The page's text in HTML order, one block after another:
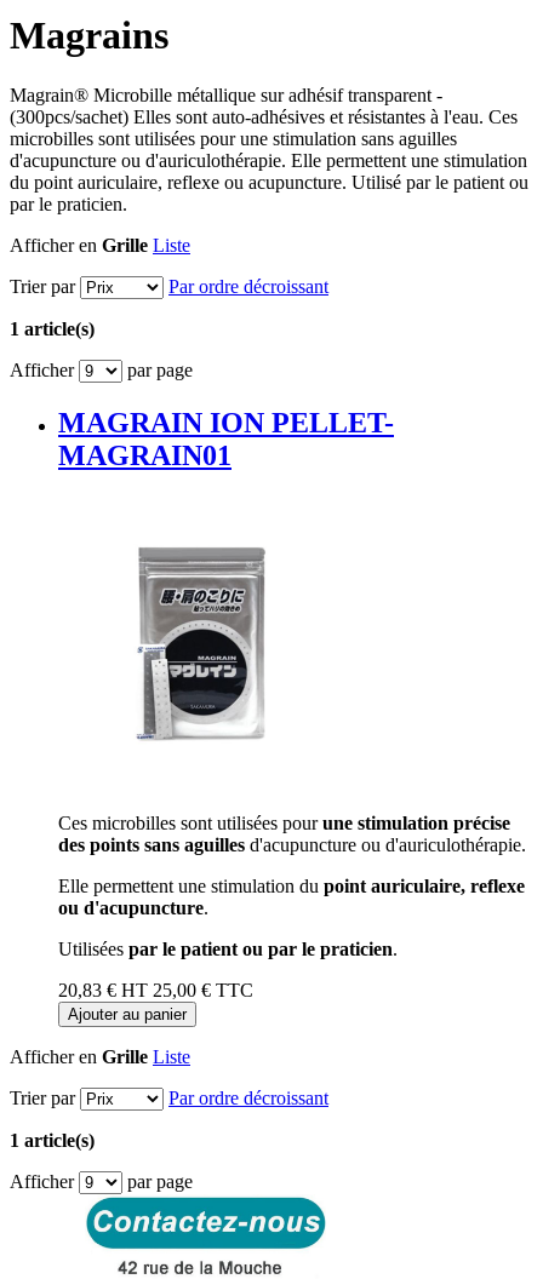
Magrains
Magrain® Microbille métallique sur adhésif transparent -
(300pcs/sachet) Elles sont auto-adhésives et résistantes à l'eau. Ces
microbilles sont utilisées pour une stimulation sans aguilles
d'acupuncture ou d'auriculothérapie. Elle permettent une stimulation
du point auriculaire, reflexe ou acupuncture. Utilisé par le patient ou
par le praticien.
Afficher en Grille Liste
Trier par
Par ordre décroissant
1 article(s)
Afficher
par page
MAGRAIN ION PELLET-
MAGRAIN01
Ces microbilles sont utilisées pourune stimulation précise
des points sans aguilles d'acupuncture ou d'auriculothérapie.
Elle permettent une stimulation du point auriculaire, reflexe
ou d'acupuncture.
Utilisées par le patient ou par le praticien.
20,83 € HT 25,00 € TTC
Ajouter au panier
Afficher en Grille Liste
Trier par
Par ordre décroissant
1 article(s)
Afficher
par page